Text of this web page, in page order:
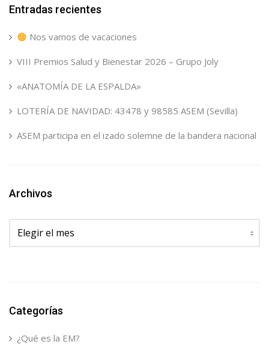
Entradas recientes
Nos vamos de vacaciones
VIII Premios Salud y Bienestar 2026 – Grupo Joly
«ANATOMÍA DE LA ESPALDA»
LOTERÍA DE NAVIDAD: 43478 y 98585 ASEM (Sevilla)
ASEM participa en el izado solemne de la bandera nacional
Archivos
Archivos
Categorías
¿Qué es la EM?